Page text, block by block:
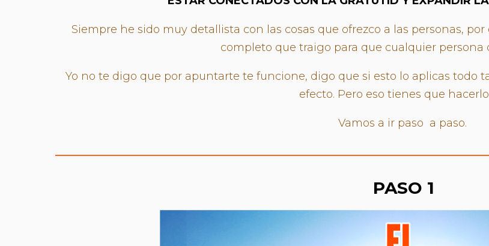
Siempre he sido muy detallista con las cosas que ofrezco a las personas, por
completo que traigo para que cualquier persona
Yo no te digo que por apuntarte te funcione, digo que si esto lo aplicas todo
efecto. Pero eso tienes que
Vamos a ir paso a paso.
PASO 1